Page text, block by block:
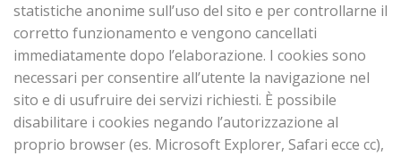
statistiche anonime sull’uso del sito e per controllarne il
corretto funzionamento e vengono cancellati
immediatamente dopo l’elaborazione. I cookies sono
necessari per consentire all’utente la navigazione nel
sito e di usufruire dei servizi richiesti. È possibile
disabilitare i cookies negando l’autorizzazione al
proprio browser (es. Microsoft Explorer, Safari ecce cc),